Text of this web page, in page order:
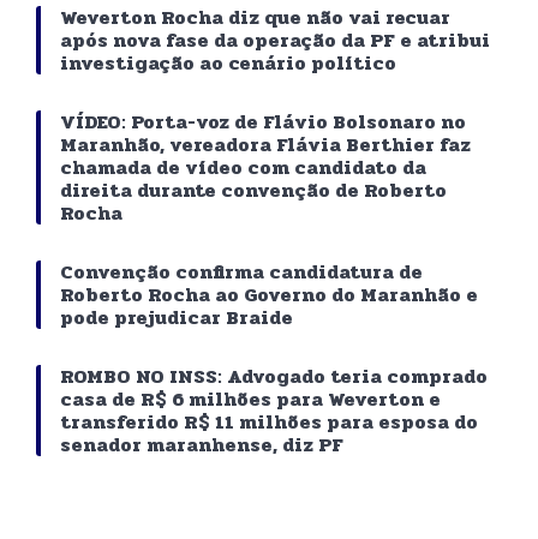
Weverton Rocha diz que não vai recuar
após nova fase da operação da PF e atribui
investigação ao cenário político
VÍDEO: Porta-voz de Flávio Bolsonaro no
Maranhão, vereadora Flávia Berthier faz
chamada de vídeo com candidato da
direita durante convenção de Roberto
Rocha
Convenção confirma candidatura de
Roberto Rocha ao Governo do Maranhão e
pode prejudicar Braide
ROMBO NO INSS: Advogado teria comprado
casa de R$ 6 milhões para Weverton e
transferido R$ 11 milhões para esposa do
senador maranhense, diz PF